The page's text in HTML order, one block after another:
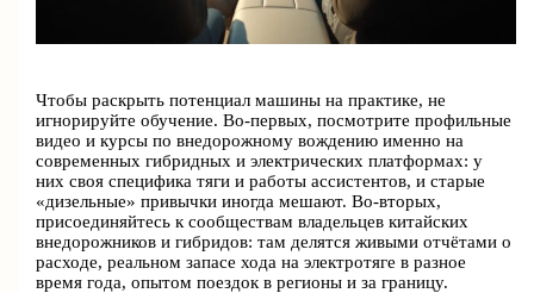
Чтобы раскрыть потенциал машины на практике, не
игнорируйте обучение. Во‑первых, посмотрите профильные
видео и курсы по внедорожному вождению именно на
современных гибридных и электрических платформах: у
них своя специфика тяги и работы ассистентов, и старые
«дизельные» привычки иногда мешают. Во‑вторых,
присоединяйтесь к сообществам владельцев китайских
внедорожников и гибридов: там делятся живыми отчётами о
расходе, реальном запасе хода на электротяге в разное
время года, опытом поездок в регионы и за границу.